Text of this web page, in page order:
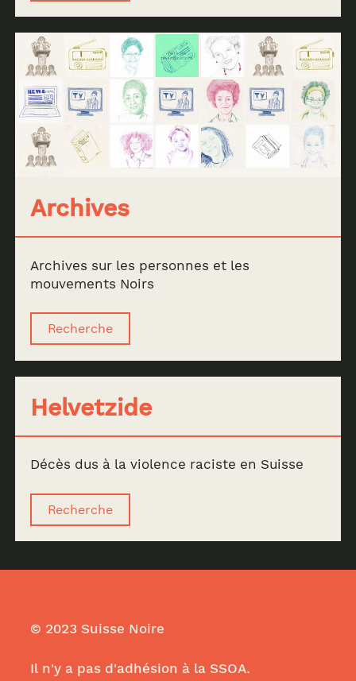
Archives
Archives sur les personnes et les
mouvements Noirs
Recherche
Helvetzide
Décès dus à la violence raciste en Suisse
Recherche
© 2023 Suisse Noire
Il n'y a pas d'adhésion à la SSOA.